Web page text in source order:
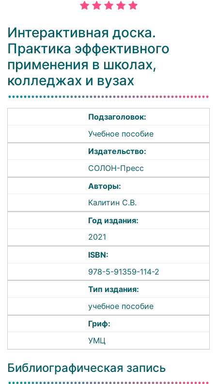
Интерактивная доска.
Практика эффективного
применения в школах,
колледжах и вузах
Подзаголовок:
Учебное пособие
Издательство:
СОЛОН-Пресс
Авторы:
Калитин С.В.
Год издания:
2021
ISBN:
978-5-91359-114-2
Тип издания:
учебное пособие
Гриф:
УМЦ
Библиографическая запись